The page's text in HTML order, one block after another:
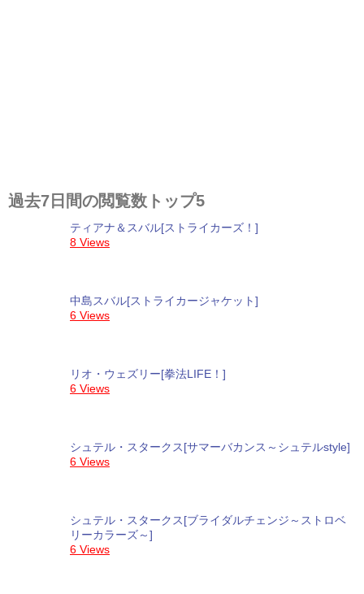
過去7日間の閲覧数トップ5
ティアナ＆スバル[ストライカーズ！]
8 Views
中島スバル[ストライカージャケット]
6 Views
リオ・ウェズリー[拳法LIFE！]
6 Views
シュテル・スタークス[サマーバカンス～シュテルstyle]
6 Views
シュテル・スタークス[ブライダルチェンジ～ストロベ
リーカラーズ～]
6 Views